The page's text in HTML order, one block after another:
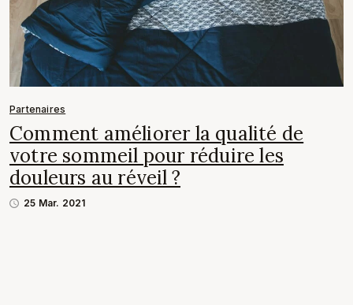
Partenaires
Comment améliorer la qualité de
votre sommeil pour réduire les
douleurs au réveil ?
25 Mar. 2021